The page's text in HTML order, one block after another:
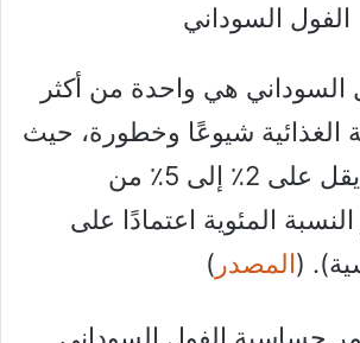
الفول السوداني
هي واحدة من أكثر
الغذائية شيوعًا وخطورة، حيث
تؤثر على ما لا يقل على 2٪ إلى 5٪ من
المئوية اعتمادًا على
(المصدر )
حساسية الفول السوداني